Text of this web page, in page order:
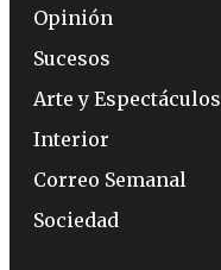
Opinión
Sucesos
Arte y Espectáculos
Interior
Correo Semanal
Sociedad